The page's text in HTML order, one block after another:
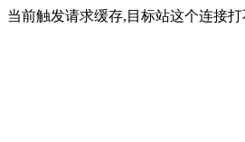
当前触发请求缓存,目标站这个连接